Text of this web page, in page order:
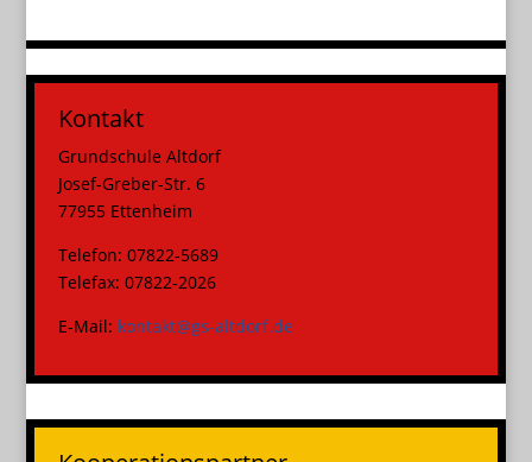
Kontakt
Grundschule Altdorf
Josef-Greber-Str. 6
77955 Ettenheim
Telefon: 07822-5689
Telefax: 07822-2026
E-Mail: kontakt@gs-altdorf.de